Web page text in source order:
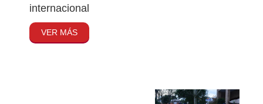
internacional
VER MÁS